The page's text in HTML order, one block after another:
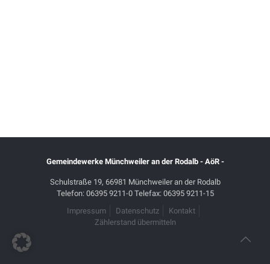
Gemeindewerke Münchweiler an der Rodalb - AöR -
Schulstraße 19, 66981 Münchweiler an der Rodalb
Telefon: 06395 9211-0 Telefax: 06395 9211-15
Impressum
Datenschutz
Kontakt
Zählerstand übermitteln